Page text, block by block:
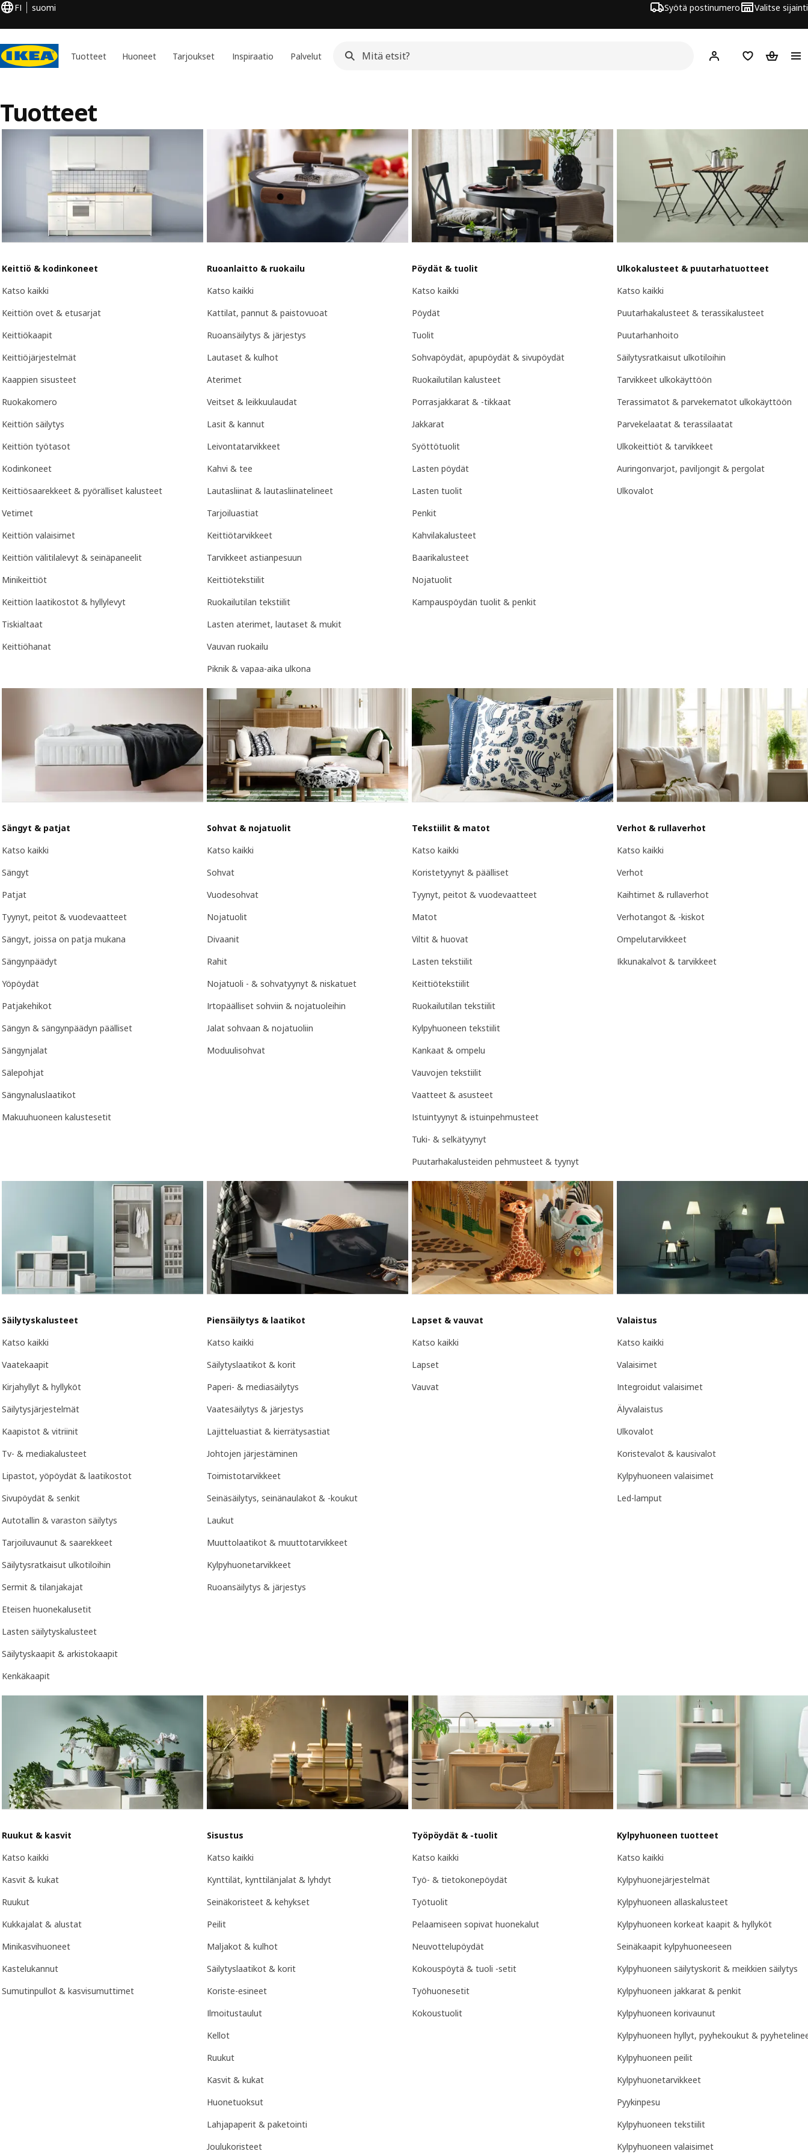
FI suomi Syötä postinumero Valitse sijainti
Tuotteet Huoneet Tarjoukset Inspiraatio Palvelut Hej! Kirjaudu sisään
Suosikit
Tuotteet
Keittiö & kodinkoneet
Katso kaikki
Keittiön ovet & etusarjat
Keittiökaapit
Keittiöjärjestelmät
Kaappien sisusteet
Ruokakomero
Keittiön säilytys
Keittiön työtasot
Kodinkoneet
Keittiösaarekkeet & pyörälliset kalusteet
Vetimet
Keittiön valaisimet
Keittiön välitilalevyt & seinäpaneelit
Minikeittiöt
Keittiön laatikostot & hyllylevyt
Tiskialtaat
Keittiöhanat
Ruoanlaitto & ruokailu
Katso kaikki
Kattilat, pannut & paistovuoat
Ruoansäilytys & järjestys
Lautaset & kulhot
Aterimet
Veitset & leikkuulaudat
Lasit & kannut
Leivontatarvikkeet
Kahvi & tee
Lautasliinat & lautasliinatelineet
Tarjoiluastiat
Keittiötarvikkeet
Tarvikkeet astianpesuun
Keittiötekstiilit
Ruokailutilan tekstiilit
Lasten aterimet, lautaset & mukit
Vauvan ruokailu
Piknik & vapaa-aika ulkona
Pöydät & tuolit
Katso kaikki
Pöydät
Tuolit
Sohvapöydät, apupöydät & sivupöydät
Ruokailutilan kalusteet
Porrasjakkarat & -tikkaat
Jakkarat
Syöttötuolit
Lasten pöydät
Lasten tuolit
Penkit
Kahvilakalusteet
Baarikalusteet
Nojatuolit
Kampauspöydän tuolit & penkit
Ulkokalusteet & puutarhatuotteet
Katso kaikki
Puutarhakalusteet & terassikalusteet
Puutarhanhoito
Säilytysratkaisut ulkotiloihin
Tarvikkeet ulkokäyttöön
Terassimatot & parvekematot ulkokäyttöön
Parvekelaatat & terassilaatat
Ulkokeittiöt & tarvikkeet
Auringonvarjot, paviljongit & pergolat
Ulkovalot
Sängyt & patjat
Katso kaikki
Sängyt
Patjat
Tyynyt, peitot & vuodevaatteet
Sängyt, joissa on patja mukana
Sängynpäädyt
Yöpöydät
Patjakehikot
Sängyn & sängynpäädyn päälliset
Sängynjalat
Sälepohjat
Sängynaluslaatikot
Makuuhuoneen kalustesetit
Sohvat & nojatuolit
Katso kaikki
Sohvat
Vuodesohvat
Nojatuolit
Divaanit
Rahit
Nojatuoli - & sohvatyynyt & niskatuet
Irtopäälliset sohviin & nojatuoleihin
Jalat sohvaan & nojatuoliin
Moduulisohvat
Tekstiilit & matot
Katso kaikki
Koristetyynyt & päälliset
Tyynyt, peitot & vuodevaatteet
Matot
Viltit & huovat
Lasten tekstiilit
Keittiötekstiilit
Ruokailutilan tekstiilit
Kylpyhuoneen tekstiilit
Kankaat & ompelu
Vauvojen tekstiilit
Vaatteet & asusteet
Istuintyynyt & istuinpehmusteet
Tuki- & selkätyynyt
Puutarhakalusteiden pehmusteet & tyynyt
Verhot & rullaverhot
Katso kaikki
Verhot
Kaihtimet & rullaverhot
Verhotangot & -kiskot
Ompelutarvikkeet
Ikkunakalvot & tarvikkeet
Säilytyskalusteet
Katso kaikki
Vaatekaapit
Kirjahyllyt & hyllyköt
Säilytysjärjestelmät
Kaapistot & vitriinit
Tv- & mediakalusteet
Lipastot, yöpöydät & laatikostot
Sivupöydät & senkit
Autotallin & varaston säilytys
Tarjoiluvaunut & saarekkeet
Säilytysratkaisut ulkotiloihin
Sermit & tilanjakajat
Eteisen huonekalusetit
Lasten säilytyskalusteet
Säilytyskaapit & arkistokaapit
Kenkäkaapit
Piensäilytys & laatikot
Katso kaikki
Säilytyslaatikot & korit
Paperi- & mediasäilytys
Vaatesäilytys & järjestys
Lajitteluastiat & kierrätysastiat
Johtojen järjestäminen
Toimistotarvikkeet
Seinäsäilytys, seinänaulakot & -koukut
Laukut
Muuttolaatikot & muuttotarvikkeet
Kylpyhuonetarvikkeet
Ruoansäilytys & järjestys
Lapset & vauvat
Katso kaikki
Lapset
Vauvat
Valaistus
Katso kaikki
Valaisimet
Integroidut valaisimet
Älyvalaistus
Ulkovalot
Koristevalot & kausivalot
Kylpyhuoneen valaisimet
Led-lamput
Ruukut & kasvit
Katso kaikki
Kasvit & kukat
Ruukut
Kukkajalat & alustat
Minikasvihuoneet
Kastelukannut
Sumutinpullot & kasvisumuttimet
Sisustus
Katso kaikki
Kynttilät, kynttilänjalat & lyhdyt
Seinäkoristeet & kehykset
Peilit
Maljakot & kulhot
Säilytyslaatikot & korit
Koriste-esineet
Ilmoitustaulut
Kellot
Ruukut
Kasvit & kukat
Huonetuoksut
Lahjapaperit & paketointi
Joulukoristeet
Työpöydät & -tuolit
Katso kaikki
Työ- & tietokonepöydät
Työtuolit
Pelaamiseen sopivat huonekalut
Neuvottelupöydät
Kokouspöytä & tuoli -setit
Työhuonesetit
Kokoustuolit
Kylpyhuoneen tuotteet
Katso kaikki
Kylpyhuonejärjestelmät
Kylpyhuoneen allaskalusteet
Kylpyhuoneen korkeat kaapit & hyllyköt
Seinäkaapit kylpyhuoneeseen
Kylpyhuoneen säilytyskorit & meikkien säilytys
Kylpyhuoneen jakkarat & penkit
Kylpyhuoneen korivaunut
Kylpyhuoneen hyllyt, pyyhekoukut &
Kylpyhuoneen peilit
Kylpyhuonetarvikkeet
Pyykinpesu
Kylpyhuoneen tekstiilit
Kylpyhuoneen valaisimet